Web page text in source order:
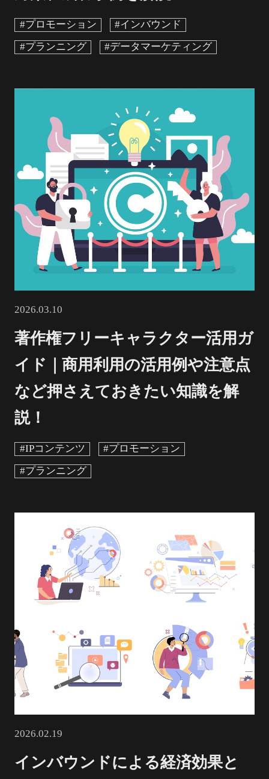
#プロモーション
#インバウンド
#プランニング
#データマーケティング
2026.03.10
著作権フリーキャラクター活用ガ
イド｜商用利用の活用例や注意点
など押さえておきたい知識を解
説！
#IPコンテンツ
#プロモーション
#プランニング
2026.02.19
インバウンドによる経済効果と